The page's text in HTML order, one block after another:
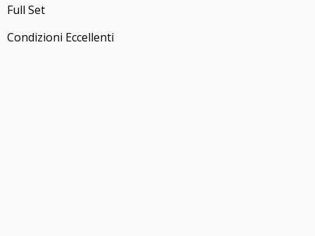
Full Set
Condizioni Eccellenti